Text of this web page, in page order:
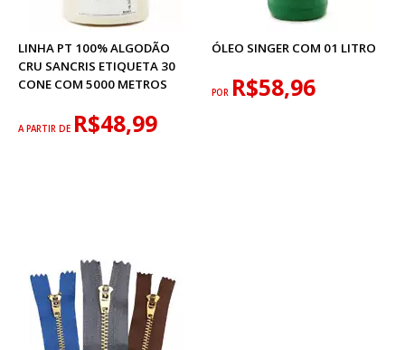
LINHA PT 100% ALGODÃO
CRU SANCRIS ETIQUETA 30
CONE COM 5000 METROS
A PARTIR DE R$48,99
ÓLEO SINGER COM 01 LITRO
POR R$58,96